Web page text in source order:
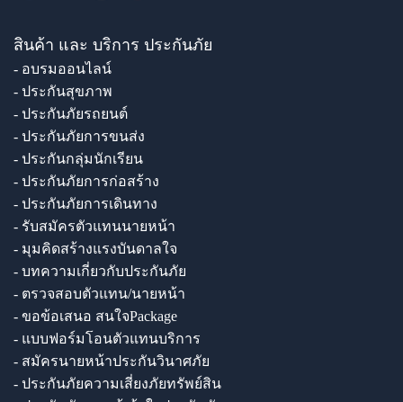
สินค้า และ บริการ ประกันภัย
- อบรมออนไลน์
- ประกันสุขภาพ
- ประกันภัยรถยนต์
- ประกันภัยการขนส่ง
- ประกันกลุ่มนักเรียน
- ประกันภัยการก่อสร้าง
- ประกันภัยการเดินทาง
- รับสมัครตัวแทนนายหน้า
- มุมคิดสร้างแรงบันดาลใจ
- บทความเกี่ยวกับประกันภัย
- ตรวจสอบตัวแทน/นายหน้า
- ขอข้อเสนอ สนใจPackage
- แบบฟอร์มโอนตัวแทนบริการ
- สมัครนายหน้าประกันวินาศภัย
- ประกันภัยความเสี่ยงภัยทรัพย์สิน